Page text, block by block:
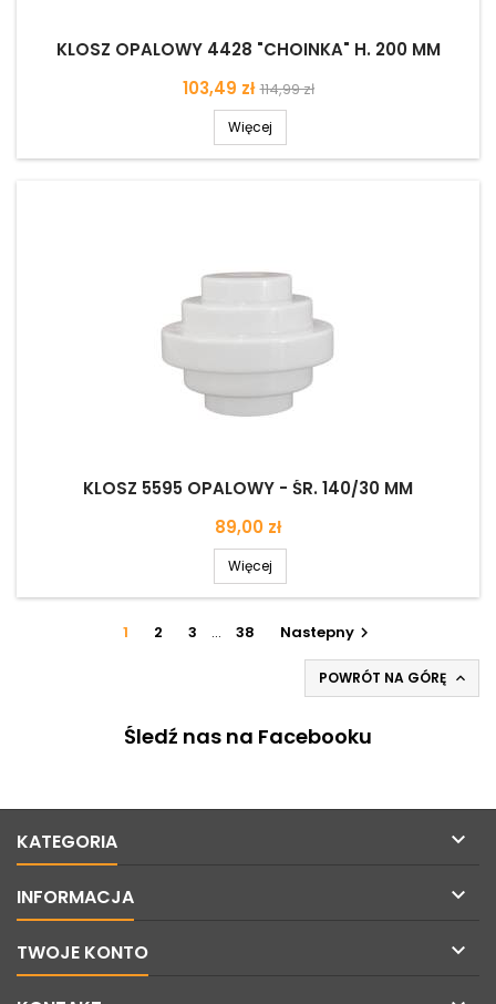
KLOSZ OPALOWY 4428 "CHOINKA" H. 200 MM
Cena
103,49 zł Cena
podstawowa
114,99 zł
Więcej
KLOSZ 5595 OPALOWY - ŚR. 140/30 MM
Cena
89,00 zł
Więcej
1 2 3 … 38 Nastepny
POWRÓT NA GÓRĘ 
Śledź nas na Facebooku
KATEGORIA 
INFORMACJA 
TWOJE KONTO 